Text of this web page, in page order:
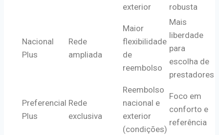
exterior
robusta
Nacional
Plus
Rede
ampliada
Maior
flexibilidade
de
reembolso
Mais
liberdade
para
escolha de
prestadores
Preferencial
Plus
Rede
exclusiva
Reembolso
nacional e
exterior
(condições)
Foco em
conforto e
referência